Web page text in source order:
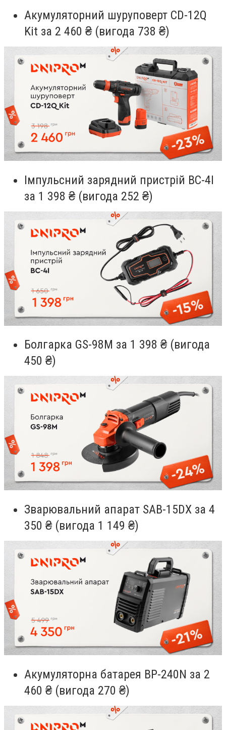
Акумуляторний шуруповерт CD-12Q
Kit за 2 460 ₴ (вигода 738 ₴)
Імпульсний зарядний пристрій BC-4I
за 1 398 ₴ (вигода 252 ₴)
Болгарка GS-98М за 1 398 ₴ (вигода
450 ₴)
Зварювальний апарат SAB-15DX за 4
350 ₴ (вигода 1 149 ₴)
Акумуляторна батарея BP-240N за 2
460 ₴ (вигода 270 ₴)